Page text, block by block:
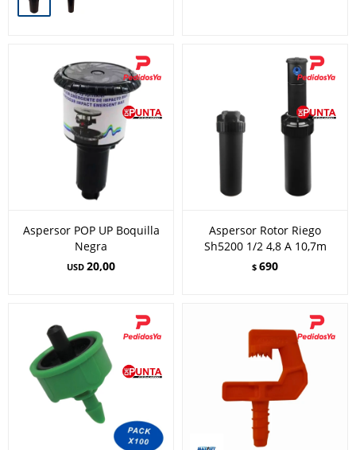
Aspersor POP UP Boquilla
Negra
USD 20,00
Aspersor Rotor Riego
Sh5200 1/2 4,8 A 10,7m
$ 690